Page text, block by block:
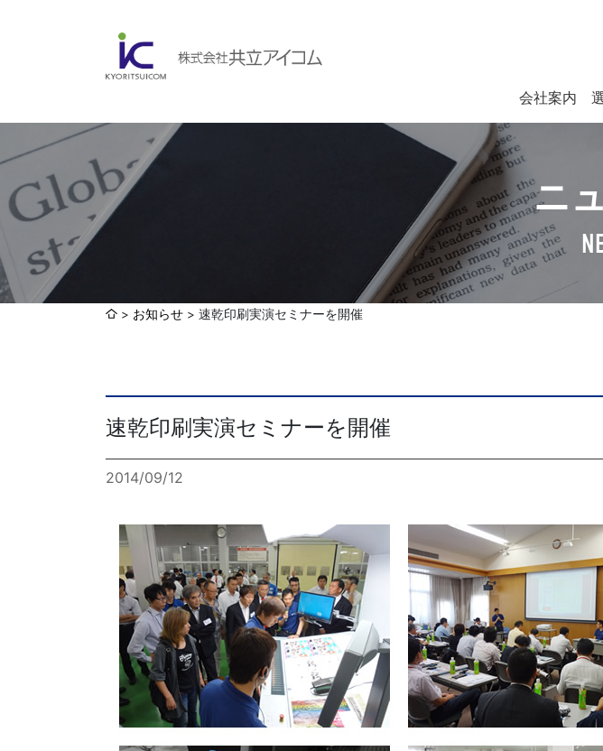
会社案内
会社案内
社長挨拶
認証取得
各種方針
情報セキュリティ基本方針 個人情報・特定個人情報保護方針
中核的労働要求事項に関する方針声明 SECURITY ACTIONの「二つ星」宣言
Web制作・ホームページ制作
WEB
インターネット広告代行
システム開発
SYSTEM
Webシステム開発
トータルプロモーション
ブランディング戦略
イベント運営
コンテンツ制作
周年事業
採用プロモーション
在庫管理システム
ニ
お知らせ 速乾印刷実演セミナーを開催
速乾印刷実演セミナーを開催
2014/09/12